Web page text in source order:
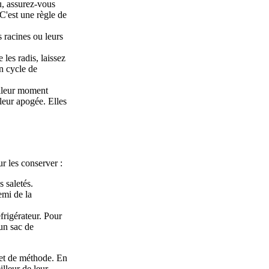
assurez-vous
une règle de
racines ou leurs
les radis, laissez
cycle de
moment
apogée. Elles
les conserver :
saletés.
de la
Pour
sac de
de méthode. En